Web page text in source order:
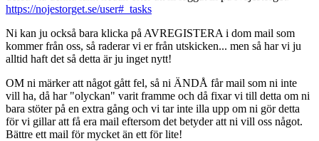
https://nojestorget.se/user#_tasks
Ni kan ju också bara klicka på AVREGISTERA i dom mail som
kommer från oss, så raderar vi er från utskicken... men så har vi ju
alltid haft det så detta är ju inget nytt!
OM ni märker att något gått fel, så ni ÄNDÅ får mail som ni inte
vill ha, då har "olyckan" varit framme och då fixar vi till detta om ni
bara stöter på en extra gång och vi tar inte illa upp om ni gör detta
för vi gillar att få era mail eftersom det betyder att ni vill oss något.
Bättre ett mail för mycket än ett för lite!